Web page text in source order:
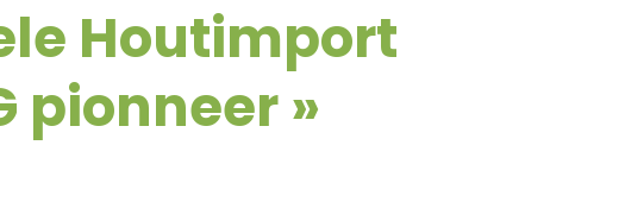
Houtimport
pionneer »